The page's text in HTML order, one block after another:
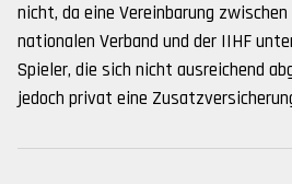
nicht, da eine Vereinbarung
nationalen Verband und der IIHF
Spieler, die sich nicht ausreichend
jedoch privat eine